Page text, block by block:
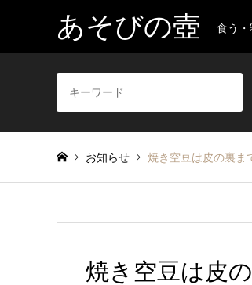
あそびの壺 食う
お知らせ 焼き空豆は皮の裏ま
焼き空豆は皮